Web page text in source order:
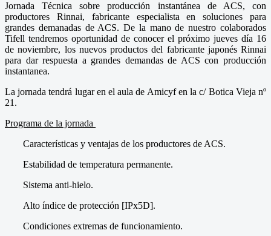
Jornada Técnica sobre producción instantánea de ACS, con
productores Rinnai, fabricante especialista en soluciones para
grandes demanadas de ACS. De la mano de nuestro colaborados
Tifell tendremos oportunidad de conocer el próximo jueves día 16
de noviembre, los nuevos productos del fabricante japonés Rinnai
para dar respuesta a grandes demandas de ACS con producción
instantanea.
La jornada tendrá lugar en el aula de Amicyf en la c/ Botica Vieja nº
21.
Programa de la jornada
Características y ventajas de los productores de ACS.
Estabilidad de temperatura permanente.
Sistema anti-hielo.
Alto índice de protección [IPx5D].
Condiciones extremas de funcionamiento.